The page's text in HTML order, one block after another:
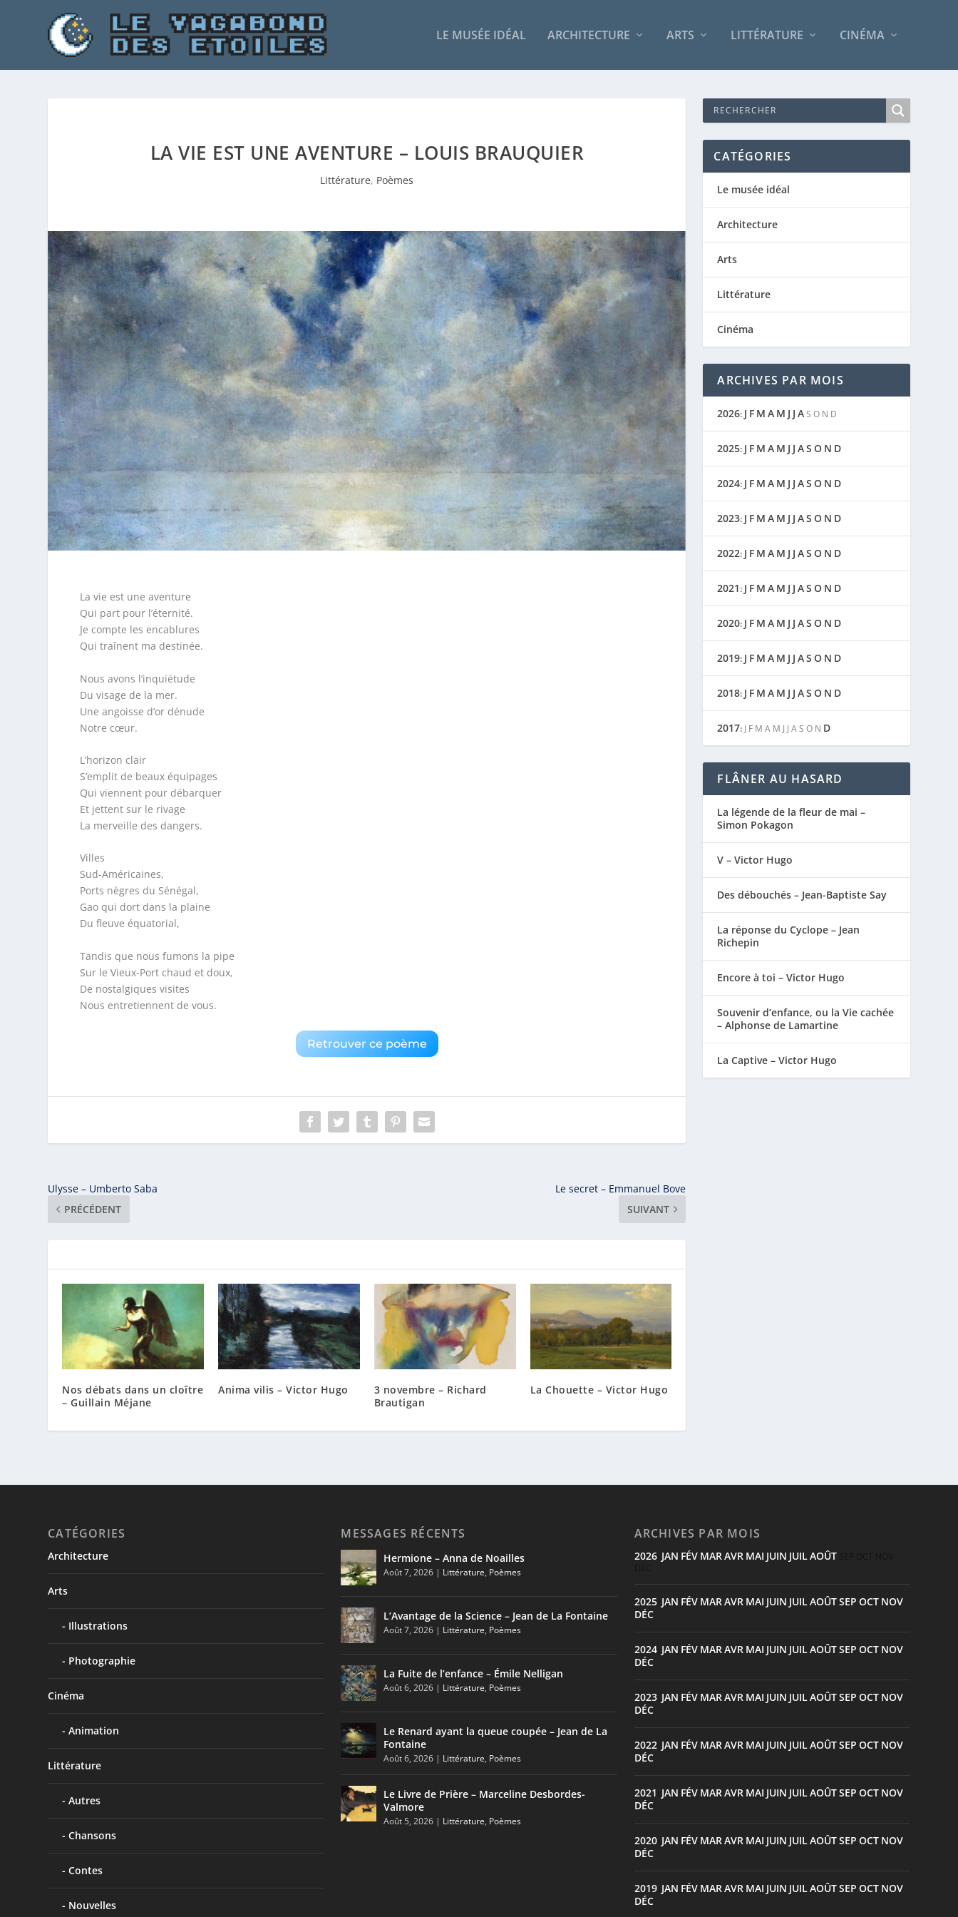
LE MUSÉE IDÉAL ARCHITECTURE ARTS LITTÉRATURE CINÉMA
LA VIE EST UNE AVENTURE – LOUIS BRAUQUIER
Littérature, Poèmes
La vie est une aventure
Qui part pour l’éternité.
Je compte les encablures
Qui traînent ma destinée.
Nous avons l’inquiétude
Du visage de la mer.
Une angoisse d’or dénude
Notre cœur.
L’horizon clair
S’emplit de beaux équipages
Qui viennent pour débarquer
Et jettent sur le rivage
La merveille des dangers.
Villes
Sud-Américaines,
Ports nègres du Sénégal,
Gao qui dort dans la plaine
Du fleuve équatorial,
Tandis que nous fumons la pipe
Sur le Vieux-Port chaud et doux,
De nostalgiques visites
Nous entretiennent de vous.
Retrouver ce poème
Ulysse – Umberto Saba
PRÉCÉDENT
Le secret – Emmanuel Bove
SUIVANT
Nos débats dans un cloître
– Guillain Méjane
Anima vilis – Victor Hugo
3 novembre – Richard
Brautigan
La Chouette – Victor Hugo
CATÉGORIES
Le musée idéal
Architecture
Arts
Littérature
Cinéma
ARCHIVES PAR MOIS
2026: J F M A M J J AS O N D
2025: J F M A M J J AS O N D
2024: J F M A M J J AS O N D
2023: J F M A M J J AS O N D
2022: J F M A M J J AS O N D
2021: J F M A M J J AS O N D
2020: J F M A M J J AS O N D
2019: J F M A M J J AS O N D
2018: J F M A M J J AS O N D
2017: J F M A M J J AS O N D
FLÂNER AU HASARD
La légende de la fleur de mai –
Simon Pokagon
V – Victor Hugo
Des débouchés – Jean-Baptiste Say
La réponse du Cyclope – Jean
Richepin
Encore à toi – Victor Hugo
Souvenir d’enfance, ou la Vie cachée
– Alphonse de Lamartine
La Captive – Victor Hugo
CATÉGORIES
Architecture
Arts
Illustrations
Photographie
Cinéma
Animation
Littérature
Autres
Chansons
Contes
Nouvelles
MESSAGES RÉCENTS
Hermione – Anna de Noailles
Août 7, 2026 | Littérature, Poèmes
L’Avantage de la Science – Jean de La Fontaine
Août 7, 2026 | Littérature, Poèmes
La Fuite de l’enfance – Émile Nelligan
Août 6, 2026 | Littérature, Poèmes
Le Renard ayant la queue coupée – Jean de La
Fontaine
Août 6, 2026 | Littérature, Poèmes
Le Livre de Prière – Marceline Desbordes-
Valmore
Août 5, 2026 | Littérature, Poèmes
ARCHIVES PAR MOIS
2026: JAN FÉV MAR AVR MAI JUIN JUIL AOÛT
2025: JAN FÉV MAR AVR MAI JUIN JUIL AOÛTSEP OCT NOV
DÉC
2024: JAN FÉV MAR AVR MAI JUIN JUIL AOÛTSEP OCT NOV
DÉC
2023: JAN FÉV MAR AVR MAI JUIN JUIL AOÛTSEP OCT NOV
DÉC
2022: JAN FÉV MAR AVR MAI JUIN JUIL AOÛTSEP OCT NOV
DÉC
2021 JAN FÉV MAR AVR MAI JUIN JUIL AOÛTSEP OCT NOV
DÉC
2020: JAN FÉV MAR AVR MAI JUIN JUIL AOÛTSEP OCT NOV
DÉC
2019: JAN FÉV MAR AVR MAI JUIN JUIL AOÛTSEP OCT NOV
DÉC